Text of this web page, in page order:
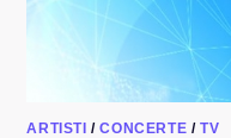
ARTISTI /CONCERTE /TV